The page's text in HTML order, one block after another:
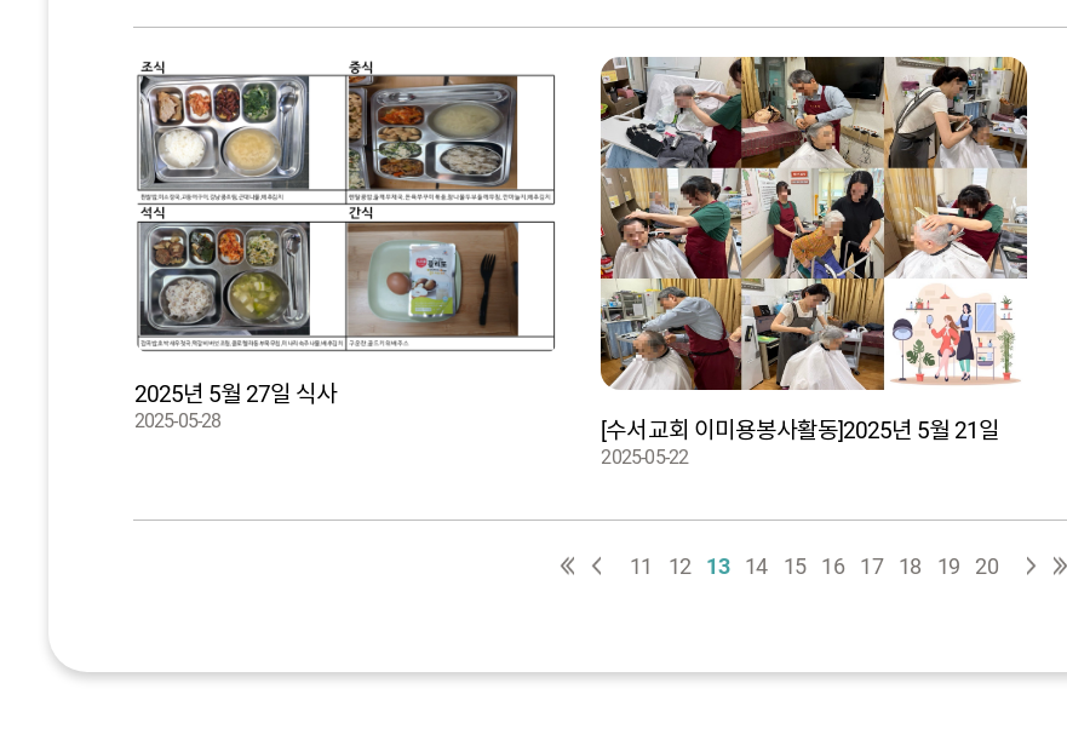
2025년 5월 27일 식사
2025-05-28 [수서교회 이미용봉사활동]2025년 5월 21일
2025-05-22
11 12 13 14 15 16 17 18 19 20